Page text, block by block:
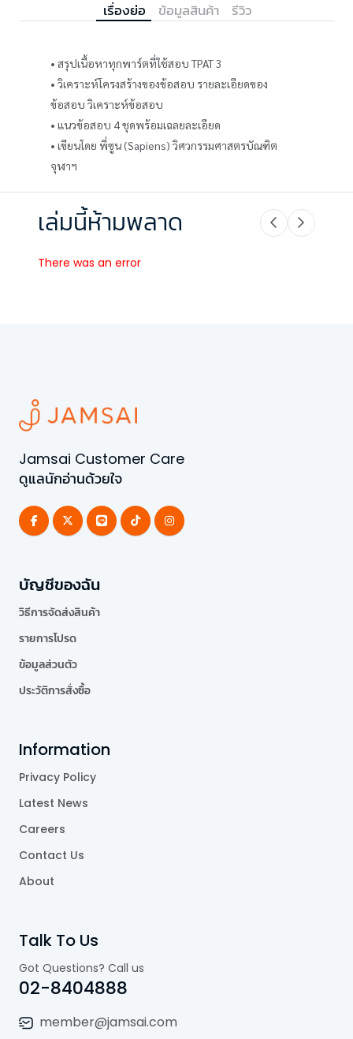
เรื่องย่อ ข้อมูลสินค้า รีวิว
• สรุปเนื้อหาทุกพาร์ตที่ใช้สอบ TPAT 3
• วิเคราะห์โครงสร้างของข้อสอบ รายละเอียดของ
ข้อสอบ วิเคราะห์ข้อสอบ
• แนวข้อสอบ 4 ชุดพร้อมเฉลยละเอียด
• เขียนโดย พี่ซูน (Sapiens) วิศวกรรมศาสตรบัณฑิต
จุฬาฯ
เล่มนี้ห้ามพลาด
There was an error
Jamsai Customer Care
ดูแลนักอ่านด้วยใจ
บัญชีของฉัน
วิธีการจัดส่งสินค้า
รายการโปรด
ข้อมูลส่วนตัว
ประวัติการสั่งซื้อ
Information
Privacy Policy
Latest News
Careers
Contact Us
About
Talk To Us
Got Questions? Call us
02-8404888
member@jamsai.com